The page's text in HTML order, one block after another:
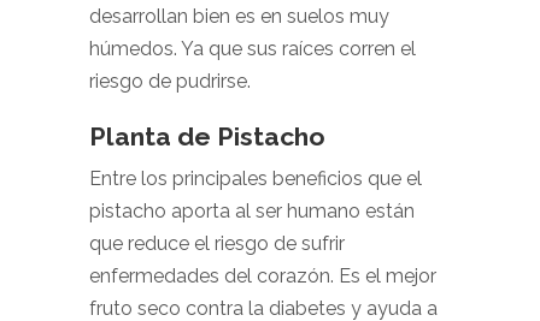
desarrollan bien es en suelos muy
húmedos. Ya que sus raíces corren el
riesgo de pudrirse.
Planta de Pistacho
Entre los principales beneficios que el
pistacho aporta al ser humano están
que reduce el riesgo de sufrir
enfermedades del corazón. Es el mejor
fruto seco contra la diabetes y ayuda a